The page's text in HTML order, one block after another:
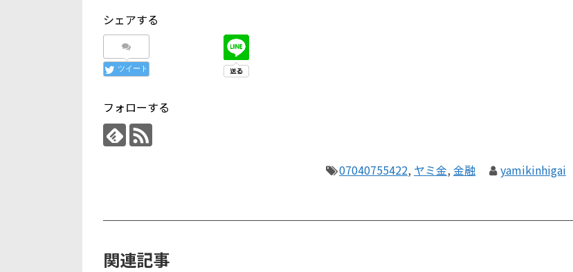
シェアする
ツイート
フォローする
07040755422, ヤミ金,金融 yamikinhigai
関連記事